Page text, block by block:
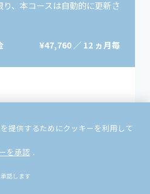
、本コースは自動的に更新さ
¥47,760 ／ 12 ヵ月毎
提供するためにクッキーを利用して
を承認 .
承認します